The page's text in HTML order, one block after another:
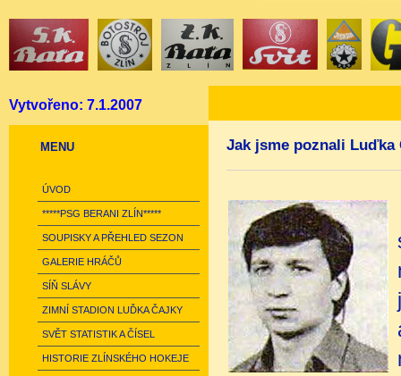
Vytvořeno: 7.1.2007
MENU
ÚVOD
*****PSG BERANI ZLÍN*****
SOUPISKY A PŘEHLED SEZON
GALERIE HRÁČŮ
SÍŇ SLÁVY
ZIMNÍ STADION LUĎKA ČAJKY
SVĚT STATISTIK A ČÍSEL
HISTORIE ZLÍNSKÉHO HOKEJE
Jak jsme poznali Luďka